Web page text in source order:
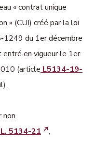
« contrat unique
» (CUI) créé par la loi
1249 du 1er décembre
en vigueur le 1er
(article L5134-19-
non
5134-21
,